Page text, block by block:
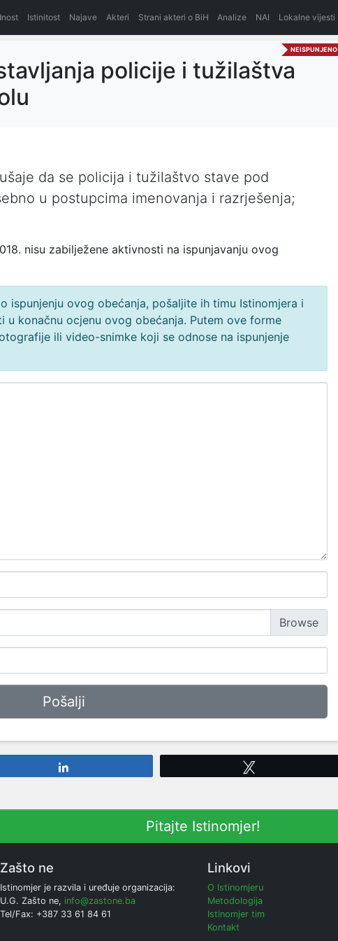
Istinitost Najave Akteri Strani akteri o BiH Analize NAI Lokalne vijesti
NEISPUNJENO
policije i tužilaštva
da se policija i tužilaštvo stave pod
u postupcima imenovanja i razrješenja;
nisu zabilježene aktivnosti na ispunjavanju ovog
ispunjenju ovog obećanja, pošaljite ih timu Istinomjera i
u konačnu ocjenu ovog obećanja. Putem ove forme
ili video-snimke koji se odnose na ispunjenje
Pitajte Istinomjer!
Zašto ne
Istinomjer je razvila i uređuje organizacija:
U.G. Zašto ne, info@zastone.ba
Tel/Fax: +387 33 61 84 61
Linkovi
O Istinomjeru
Metodologija
Istinomjer tim
Kontakt